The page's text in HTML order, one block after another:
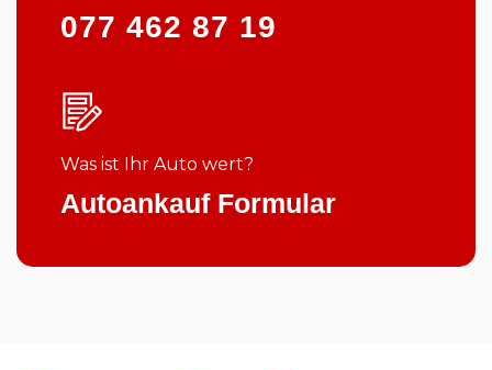
077 462 87 19
Was ist Ihr Auto wert?
Autoankauf Formular